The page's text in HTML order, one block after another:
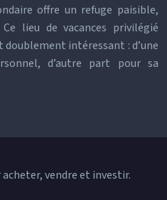
offre un refuge paisible,
lieu de vacances privilégié
intéressant : d’une
d’autre part pour sa
vendre et investir.